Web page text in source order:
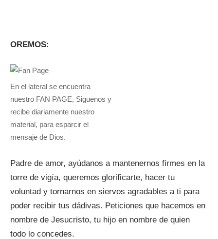
OREMOS:
En el lateral se encuentra
nuestro FAN PAGE, Siguenos y
recibe diariamente nuestro
material, para esparcir el
mensaje de Dios.
Padre de amor, ayúdanos a mantenernos firmes en la
torre de vigía, queremos glorificarte, hacer tu
voluntad y tornarnos en siervos agradables a ti para
poder recibir tus dádivas. Peticiones que hacemos en
nombre de Jesucristo, tu hijo en nombre de quien
todo lo concedes.